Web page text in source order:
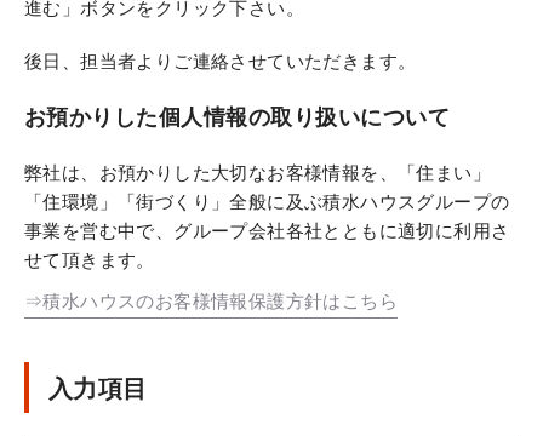
進む」ボタンをクリック下さい。
後日、担当者よりご連絡させていただきます。
お預かりした個人情報の取り扱いについて
弊社は、お預かりした大切なお客様情報を、「住まい」
「住環境」「街づくり」全般に及ぶ積水ハウスグループの
事業を営む中で、グループ会社各社とともに適切に利用さ
せて頂きます。
⇒積水ハウスのお客様情報保護方針はこちら
入力項目